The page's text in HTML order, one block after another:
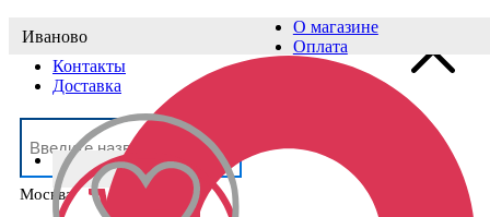
Выберите населённый пункт
Москва
Иваново
О магазине
Оплата
Контакты
Доставка